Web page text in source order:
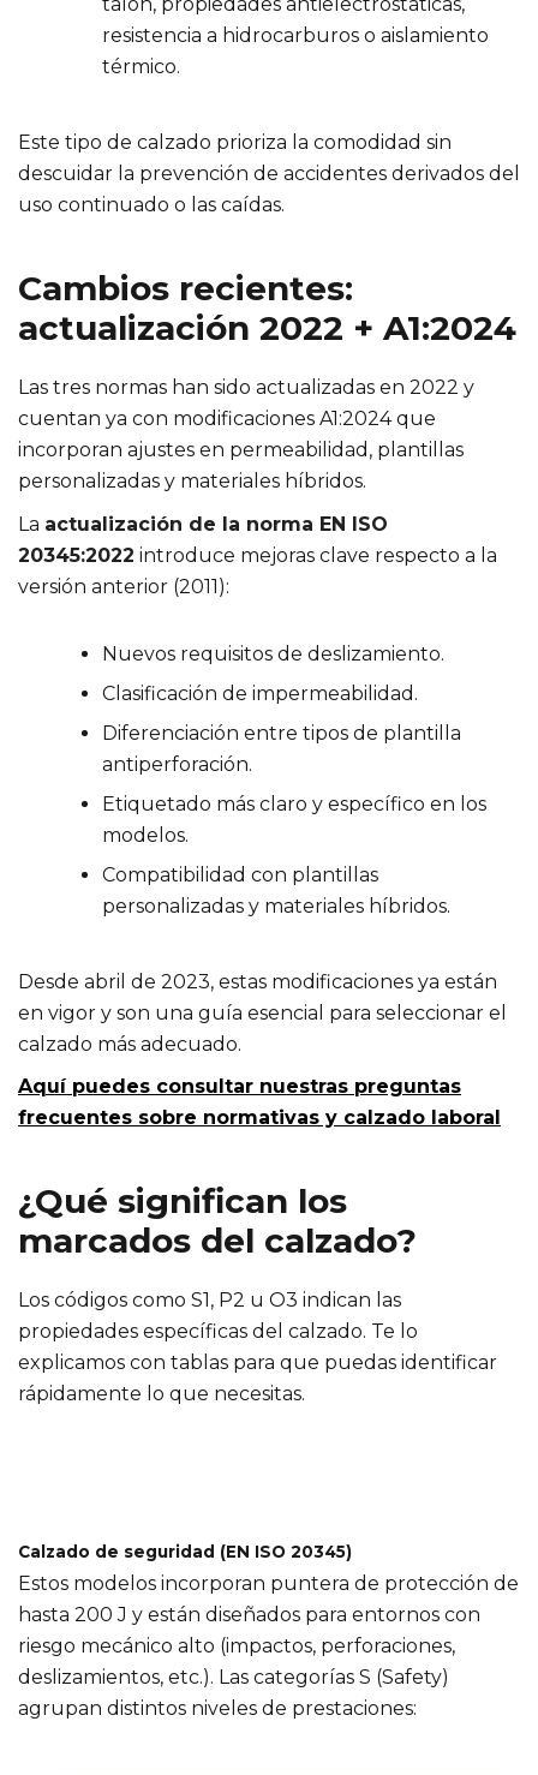
talón, propiedades antielectrostáticas,
resistencia a hidrocarburos o aislamiento
térmico.
Este tipo de calzado prioriza la comodidad sin
descuidar la prevención de accidentes derivados del
uso continuado o las caídas.
Cambios recientes:
actualización 2022 + A1:2024
Las tres normas han sido actualizadas en 2022 y
cuentan ya con modificaciones A1:2024 que
incorporan ajustes en permeabilidad, plantillas
personalizadas y materiales híbridos.
La actualización de la norma EN ISO
20345:2022 introduce mejoras clave respecto a la
versión anterior (2011):
Nuevos requisitos de deslizamiento.
Clasificación de impermeabilidad.
Diferenciación entre tipos de plantilla
antiperforación.
Etiquetado más claro y específico en los
modelos.
Compatibilidad con plantillas
personalizadas y materiales híbridos.
Desde abril de 2023, estas modificaciones ya están
en vigor y son una guía esencial para seleccionar el
calzado más adecuado.
Aquí puedes consultar nuestras preguntas
frecuentes sobre normativas y calzado laboral
¿Qué significan los
marcados del calzado?
Los códigos como S1, P2 u O3 indican las
propiedades específicas del calzado. Te lo
explicamos con tablas para que puedas identificar
rápidamente lo que necesitas.
Calzado de seguridad (EN ISO 20345)
Estos modelos incorporan puntera de protección de
hasta 200 J y están diseñados para entornos con
riesgo mecánico alto (impactos, perforaciones,
deslizamientos, etc.). Las categorías S (Safety)
agrupan distintos niveles de prestaciones: